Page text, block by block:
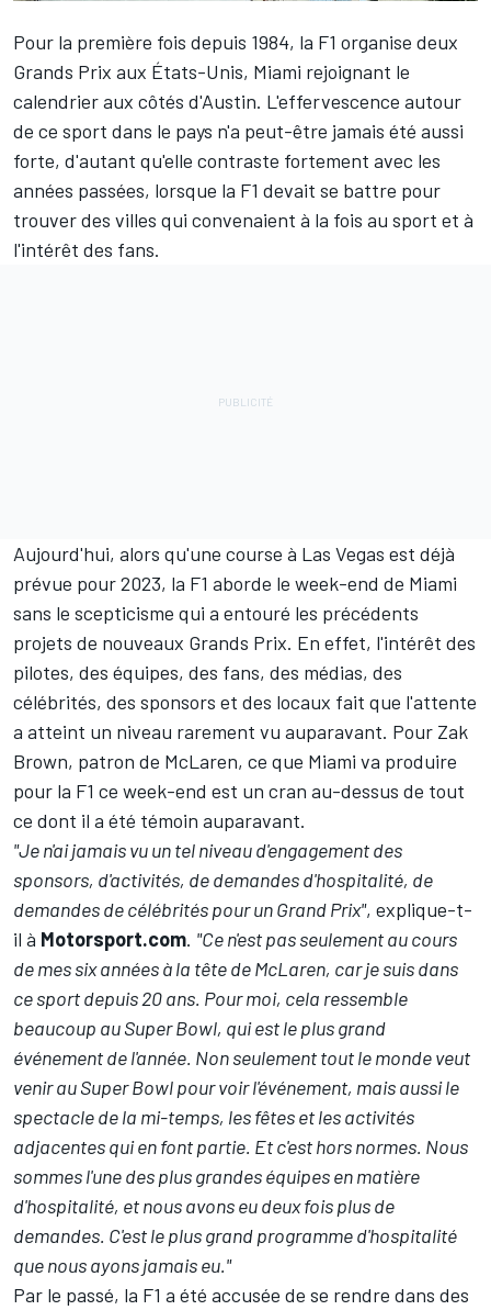
Pour la première fois depuis 1984, la F1 organise deux
Grands Prix aux États-Unis, Miami rejoignant le
calendrier aux côtés d'Austin. L'effervescence autour
de ce sport dans le pays n'a peut-être jamais été aussi
forte, d'autant qu'elle contraste fortement avec les
années passées, lorsque la F1 devait se battre pour
trouver des villes qui convenaient à la fois au sport et à
l'intérêt des fans.
Aujourd'hui, alors qu'une course à Las Vegas est déjà
prévue pour 2023, la F1 aborde le week-end de Miami
sans le scepticisme qui a entouré les précédents
projets de nouveaux Grands Prix. En effet, l'intérêt des
pilotes, des équipes, des fans, des médias, des
célébrités, des sponsors et des locaux fait que l'attente
a atteint un niveau rarement vu auparavant. Pour Zak
Brown, patron de McLaren, ce que Miami va produire
pour la F1 ce week-end est un cran au-dessus de tout
ce dont il a été témoin auparavant.
"Je n'ai jamais vu un tel niveau d'engagement des
sponsors, d'activités, de demandes d'hospitalité, de
demandes de célébrités pour un Grand Prix", explique-t-
il à Motorsport.com. "Ce n'est pas seulement au cours
de mes six années à la tête de McLaren, car je suis dans
ce sport depuis 20 ans. Pour moi, cela ressemble
beaucoup au Super Bowl, qui est le plus grand
événement de l'année. Non seulement tout le monde veut
venir au Super Bowl pour voir l'événement, mais aussi le
spectacle de la mi-temps, les fêtes et les activités
adjacentes qui en font partie. Et c'est hors normes. Nous
sommes l'une des plus grandes équipes en matière
d'hospitalité, et nous avons eu deux fois plus de
demandes. C'est le plus grand programme d'hospitalité
que nous ayons jamais eu."
Par le passé, la F1 a été accusée de se rendre dans des